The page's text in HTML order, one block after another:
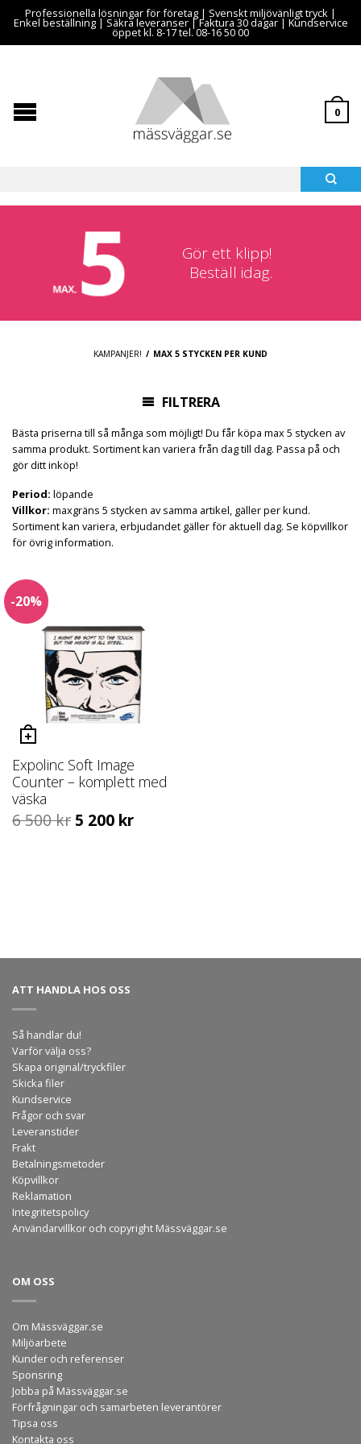
Professionella lösningar för företag | Svenskt miljövänligt tryck |
Enkel beställning | Säkra leveranser | Faktura 30 dagar | Kundservice
öppet kl. 8-17 tel. 08-16 50 00
0
Gör ett klipp!
Beställ idag.
KAMPANJER! / MAX 5 STYCKEN PER KUND
FILTRERA
Bästa priserna till så många som möjligt! Du får köpa max 5 stycken av
samma produkt. Sortiment kan variera från dag till dag. Passa på och
gör ditt inköp!
Period: löpande
Villkor: maxgräns 5 stycken av samma artikel, gäller per kund.
Sortiment kan variera, erbjudandet gäller för aktuell dag. Se köpvillkor
för övrig information.
-20%
Expolinc Soft Image
Counter – komplett med
väska
6 500kr 5 200 kr
ATT HANDLA HOS OSS
Så handlar du!
Varför välja oss?
Skapa original/tryckfiler
Skicka filer
Kundservice
Frågor och svar
Leveranstider
Frakt
Betalningsmetoder
Köpvillkor
Reklamation
Integritetspolicy
Användarvillkor och copyright Mässväggar.se
OM OSS
Om Mässväggar.se
Miljöarbete
Kunder och referenser
Sponsring
Jobba på Mässväggar.se
Förfrågningar och samarbeten leverantörer
Tipsa oss
Kontakta oss